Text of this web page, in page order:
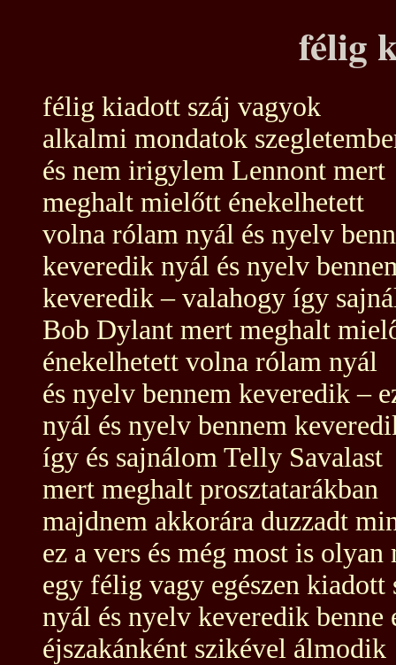
félig
félig kiadott száj vagyok
alkalmi mondatok
és nem irigylem Lennont mert
meghalt mielőtt énekelhetett
volna rólam nyál és nyelv
keveredik nyál és nyelv
keveredik – valahogy így
Bob Dylant mert meghalt
énekelhetett volna rólam nyál
és nyelv bennem keveredik –
nyál és nyelv bennem
így és sajnálom Telly Savalast
mert meghalt prosztatarákban
majdnem akkorára duzzadt
ez a vers és még most is olyan
egy félig vagy egészen kiadott
nyál és nyelv keveredik benne
éjszakánként szikével álmodik